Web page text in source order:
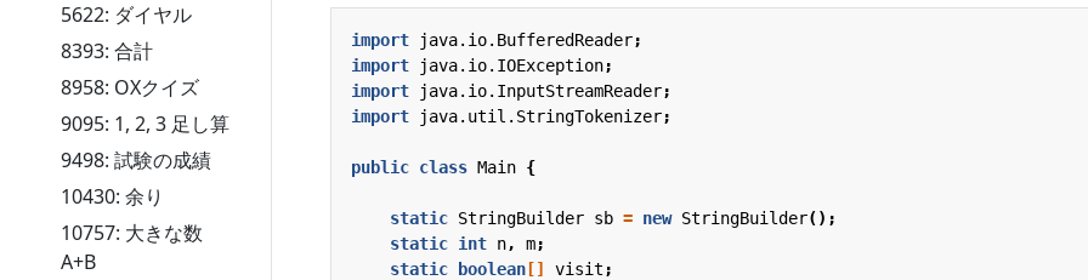
5622: ダイヤル
8393: 合計
8958: OXクイズ
9095: 1, 2, 3 足し算
9498: 試験の成績
10430: 余り
10757: 大きな数
A+B
import java.io.BufferedReader;
import
java.io.IOException;
import
java.io.InputStreamReader;
import
java.util.StringTokenizer;
public class Main {
static StringBuilder sb = new StringBuilder();
static int n, m;
static
boolean [] visit ;